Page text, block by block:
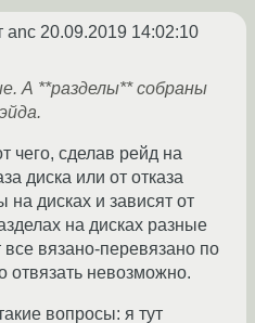
anc 20.09.2019 14:02:10
А **разделы** собраны
чего, сделав рейд на
диска или от отказа
на дисках и зависят от
на дисках разные
все вязано-перевязано по
отвязать невозможно.
вопросы: я тут